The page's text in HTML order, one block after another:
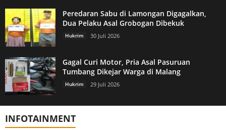
Peredaran Sabu di Lamongan Digagalkan,
Dua Pelaku Asal Grobogan Dibekuk
Hukrim 30 Juli 2026
Gagal Curi Motor, Pria Asal Pasuruan
Tumbang Dikejar Warga di Malang
Hukrim 29 Juli 2026
INFOTAINMENT